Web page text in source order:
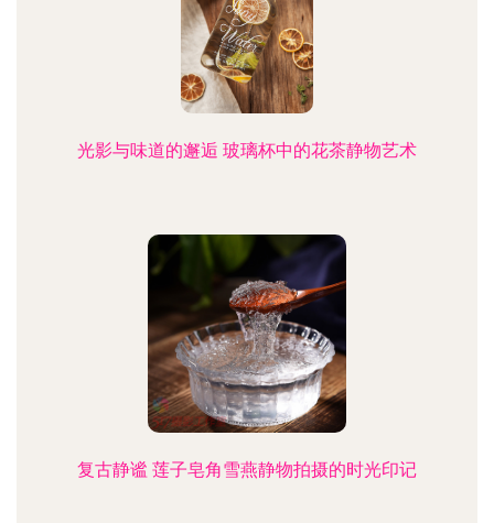
光影与味道的邂逅 玻璃杯中的花茶静物艺术
复古静谧 莲子皂角雪燕静物拍摄的时光印记